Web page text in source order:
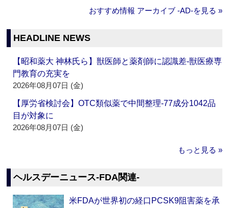
おすすめ情報 アーカイブ ‐AD‐を見る »
HEADLINE NEWS
【昭和薬大 神林氏ら】獣医師と薬剤師に認識差‐獣医療専
門教育の充実を
2026年08月07日 (金)
【厚労省検討会】OTC類似薬で中間整理‐77成分1042品
目が対象に
2026年08月07日 (金)
もっと見る »
ヘルスデーニュース‐FDA関連‐
米FDAが世界初の経口PCSK9阻害薬を承